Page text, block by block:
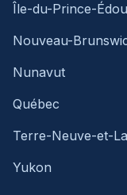
Île-du-Prince-
Nouveau-
Nunavut
Québec
Terre-Neuve-et-
Yukon